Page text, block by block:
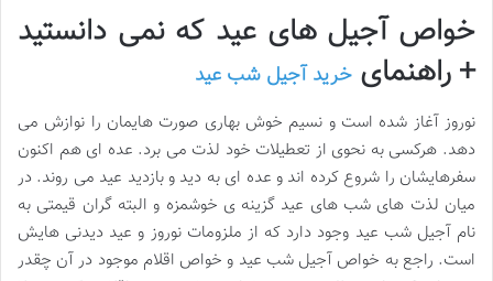
خواص آجیل های عید که نمی دانستید
+ راهنمای خرید آجیل شب عید
نوروز آغاز شده است و نسیم خوش بهاری صورت هایمان را نوازش می
دهد. هرکسی به نحوی از تعطیلات خود لذت می برد. عده ای هم اکنون
سفرهایشان را شروع کرده اند و عده ای به دید و بازدید عید می روند. در
میان لذت های شب های عید گزینه ی خوشمزه و البته گران قیمتی به
نام آجیل شب عید وجود دارد که از ملزومات نوروز و عید دیدنی هایش
است. راجع به خواص آجیل شب عید و خواص اقلام موجود در آن چقدر